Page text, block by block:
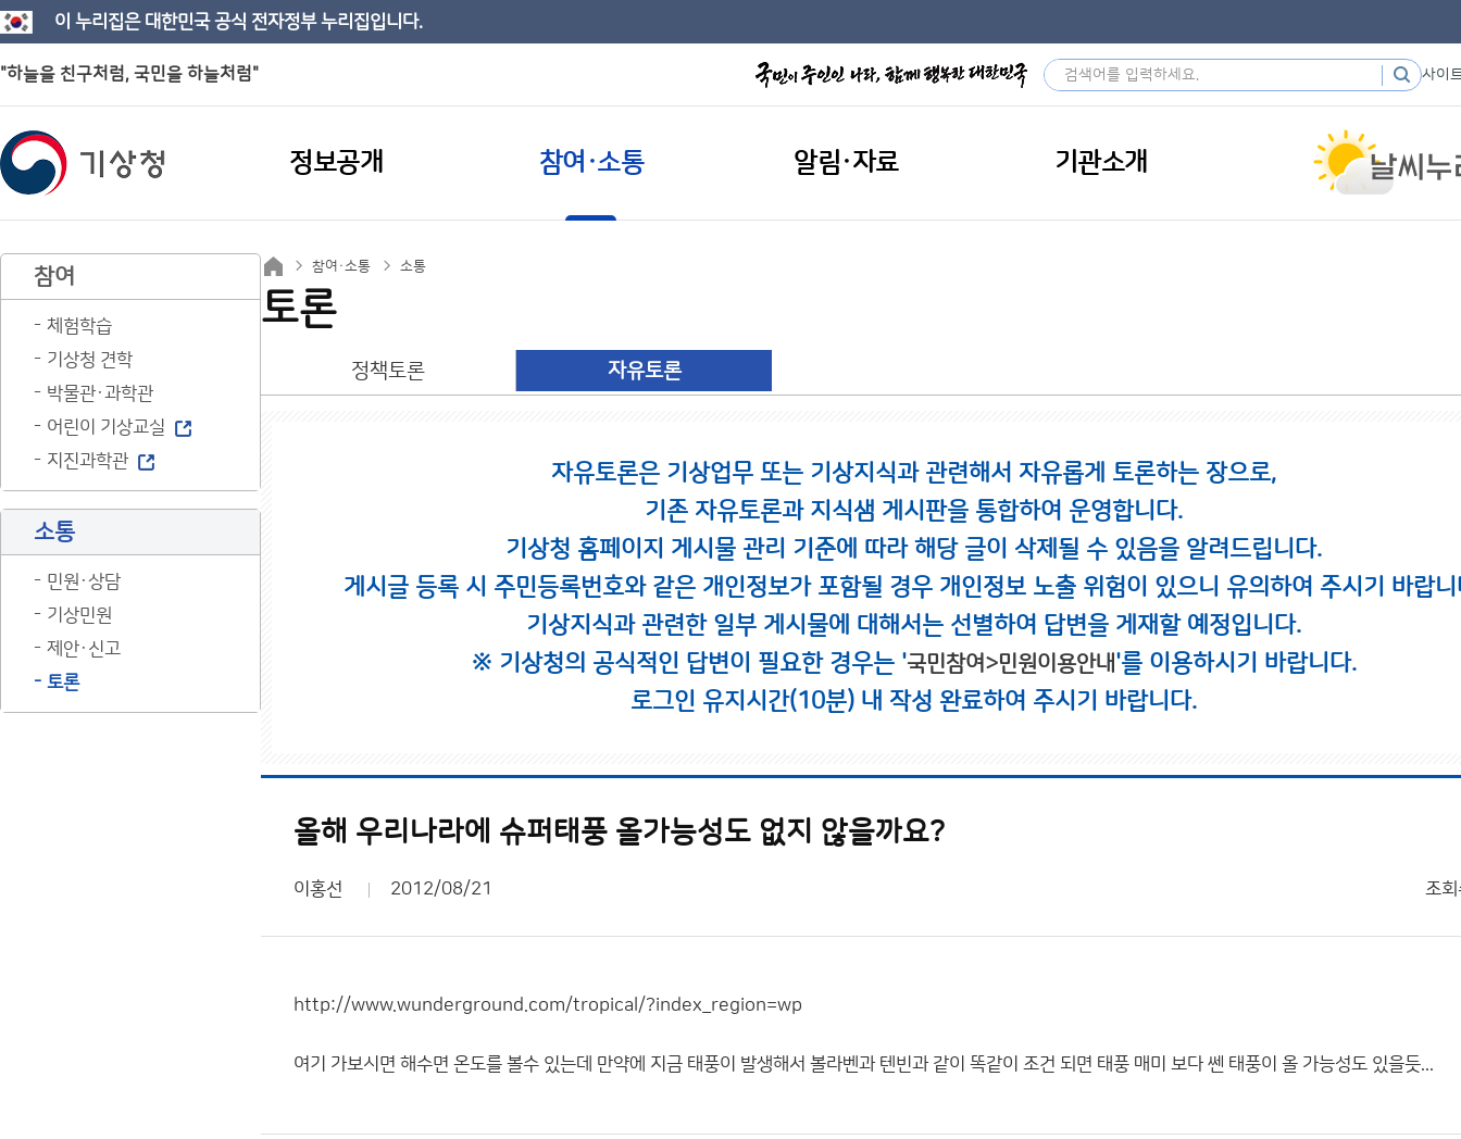
이 누리집은 대한민국 공식 전자정부 누리집입니다.
"하늘을 친구처럼, 국민을 하늘처럼" 사이
정보공개 참여·소통 알림·자료 기관소개
참여
체험학습
기상청 견학
박물관·과학관
어린이 기상교실
지진과학관
소통
민원·상담
기상민원
제안·신고
토론
참여·소통 소통
토론
정책토론 자유토론
자유토론은 기상업무 또는 기상지식과 관련해서 자유롭게 토론하는 장으로,
기존 자유토론과 지식샘 게시판을 통합하여 운영합니다.
기상청 홈페이지 게시물 관리 기준에 따라 해당 글이 삭제될 수 있음을 알려드립니다.
게시글 등록 시 주민등록번호와 같은 개인정보가 포함될 경우 개인정보 노출 위험이 있으니 유의하여 주시기 바랍니
기상지식과 관련한 일부 게시물에 대해서는 선별하여 답변을 게재할 예정입니다.
※ 기상청의 공식적인 답변이 필요한 경우는 '국민참여>민원이용안내'를 이용하시기 바랍니다.
로그인 유지시간(10분) 내 작성 완료하여 주시기 바랍니다.
올해 우리나라에 슈퍼태풍 올가능성도 없지 않을까요?
이홍선 2012/08/21 조회
http://www.wunderground.com/tropical/?index_region=wp
여기 가보시면 해수면 온도를 볼수 있는데 만약에 지금 태풍이 발생해서 볼라벤과 텐빈과 같이 똑같이 조건 되면 태풍 매미 보다 쎈 태풍이 올 가능성도 있을듯...